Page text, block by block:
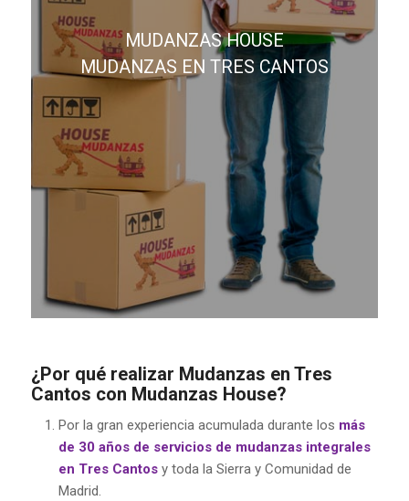
MUDANZAS HOUSE
MUDANZAS EN TRES CANTOS
¿Por qué realizar Mudanzas en Tres
Cantos con Mudanzas House?
Por la gran experiencia acumulada durante los más
de 30 años de servicios de mudanzas integrales
en Tres Cantosy toda la Sierra y Comunidad de
Madrid.